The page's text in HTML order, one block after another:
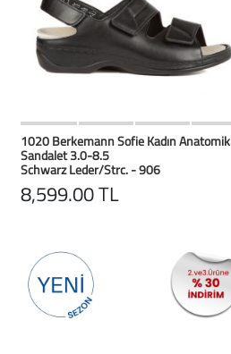
HIZLI BAK Favorilerim
1020 Berkemann Sofie Kadın Anatomik
Sandalet 3.0-8.5
Schwarz Leder/Strc. - 906
8,599.00 TL